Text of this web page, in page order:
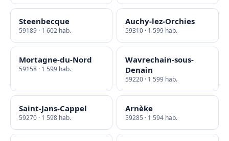
Steenbecque
59189 · 1 602 hab.
Auchy-lez-Orchies
59310 · 1 599 hab.
Mortagne-du-Nord
59158 · 1 599 hab.
Wavrechain-sous-
Denain
59220 · 1 599 hab.
Saint-Jans-Cappel
59270 · 1 598 hab.
Arnèke
59285 · 1 594 hab.